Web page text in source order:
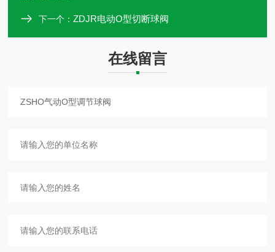
下一个：ZDJR电动O型切断球阀
在线留言